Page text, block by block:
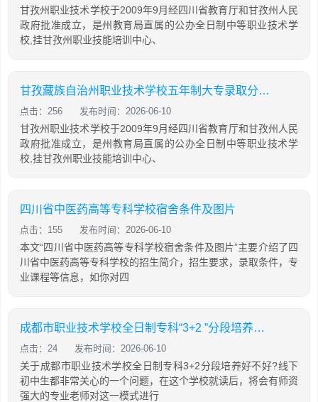
甘孜州职业技术学校于2009年9月经四川省教育厅和甘孜州人民
政府批准成立，是州教育局直属的公办全日制中等职业技术学
校,挂甘孜州职业技能培训中心、
甘孜藏族自治州职业技术学校五年制大专录取分数「2026年更新」
点击：256 发布时间：2026-06-10
甘孜州职业技术学校于2009年9月经四川省教育厅和甘孜州人民
政府批准成立，是州教育局直属的公办全日制中等职业技术学
校,挂甘孜州职业技能培训中心、
四川省中医药高等专科学校宿舍条件及图片
点击：155 发布时间：2026-06-10
本文“四川省中医药高等专科学校宿舍条件及图片”主要介绍了四
川省中医药高等专科学校的招生简介，招生要求，录取条件，专
业课程等信息，如你对四
成都市职业技术学校全日制专科“3+2 ”分段培养好不好
点击：24 发布时间：2026-06-10
关于成都市职业技术学校全日制专科3+2分段培养好不好?线下
初中生都非常关心的一个问题，在这个学校就读后，将会有师资
强大的专业老师对这一模式进行